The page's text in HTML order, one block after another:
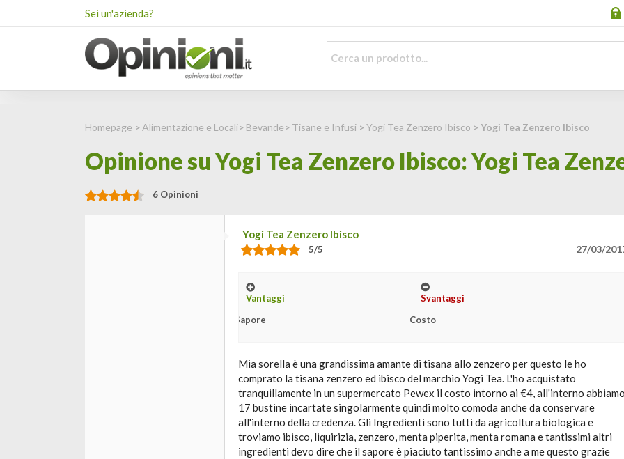
Sei un'azienda?
Homepage > Alimentazione e Locali> Bevande> Tisane e Infusi >Yogi Tea Zenzero Ibisco > Yogi Tea Zenzero Ibisco
Opinione su Yogi Tea Zenzero Ibisco: Yogi Tea
6 Opinioni
Yogi Tea Zenzero Ibisco
5/5 27/03/
Vantaggi
Sapore
Svantaggi
Costo
Mia sorella è una grandissima amante di tisana allo zenzero per questo le ho
comprato la tisana zenzero ed ibisco del marchio Yogi Tea. L'ho acquistato
tranquillamente in un supermercato Pewex il costo intorno ai €4, all'interno
17 bustine incartate singolarmente quindi molto comoda anche da conservare
all'interno della credenza. Gli Ingredienti sono tutti da agricoltura biologica e
troviamo ibisco, liquirizia, zenzero, menta piperita, menta romana e tantissimi altri
ingredienti devo dire che il sapore è piaciuto tantissimo anche a me questo grazie